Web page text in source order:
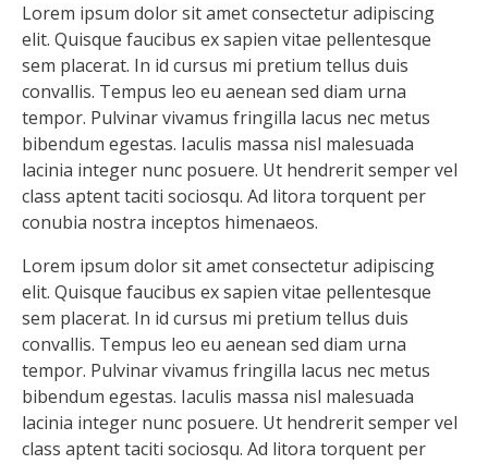
Lorem ipsum dolor sit amet consectetur adipiscing
elit. Quisque faucibus ex sapien vitae pellentesque
sem placerat. In id cursus mi pretium tellus duis
convallis. Tempus leo eu aenean sed diam urna
tempor. Pulvinar vivamus fringilla lacus nec metus
bibendum egestas. Iaculis massa nisl malesuada
lacinia integer nunc posuere. Ut hendrerit semper vel
class aptent taciti sociosqu. Ad litora torquent per
conubia nostra inceptos himenaeos.
Lorem ipsum dolor sit amet consectetur adipiscing
elit. Quisque faucibus ex sapien vitae pellentesque
sem placerat. In id cursus mi pretium tellus duis
convallis. Tempus leo eu aenean sed diam urna
tempor. Pulvinar vivamus fringilla lacus nec metus
bibendum egestas. Iaculis massa nisl malesuada
lacinia integer nunc posuere. Ut hendrerit semper vel
class aptent taciti sociosqu. Ad litora torquent per